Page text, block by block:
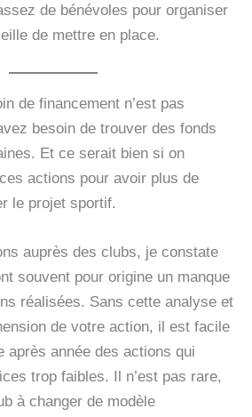
de bénévoles pour organiser
de mettre en place.
de financement n’est pas
besoin de trouver des fonds
Et ce serait bien si on
actions pour avoir plus de
le projet sportif.
auprès des clubs, je constate
souvent pour origine un manque
réalisées. Sans cette analyse et
de votre action, il est facile
après année des actions qui
trop faibles. Il n’est pas rare,
à changer de modèle